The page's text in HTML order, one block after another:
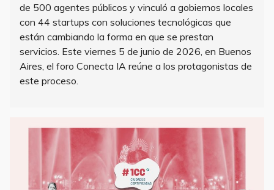
de 500 agentes públicos y vinculó a gobiernos locales
con 44 startups con soluciones tecnológicas que
están cambiando la forma en que se prestan
servicios. Este viernes 5 de junio de 2026, en Buenos
Aires, el foro Conecta IA reúne a los protagonistas de
este proceso.